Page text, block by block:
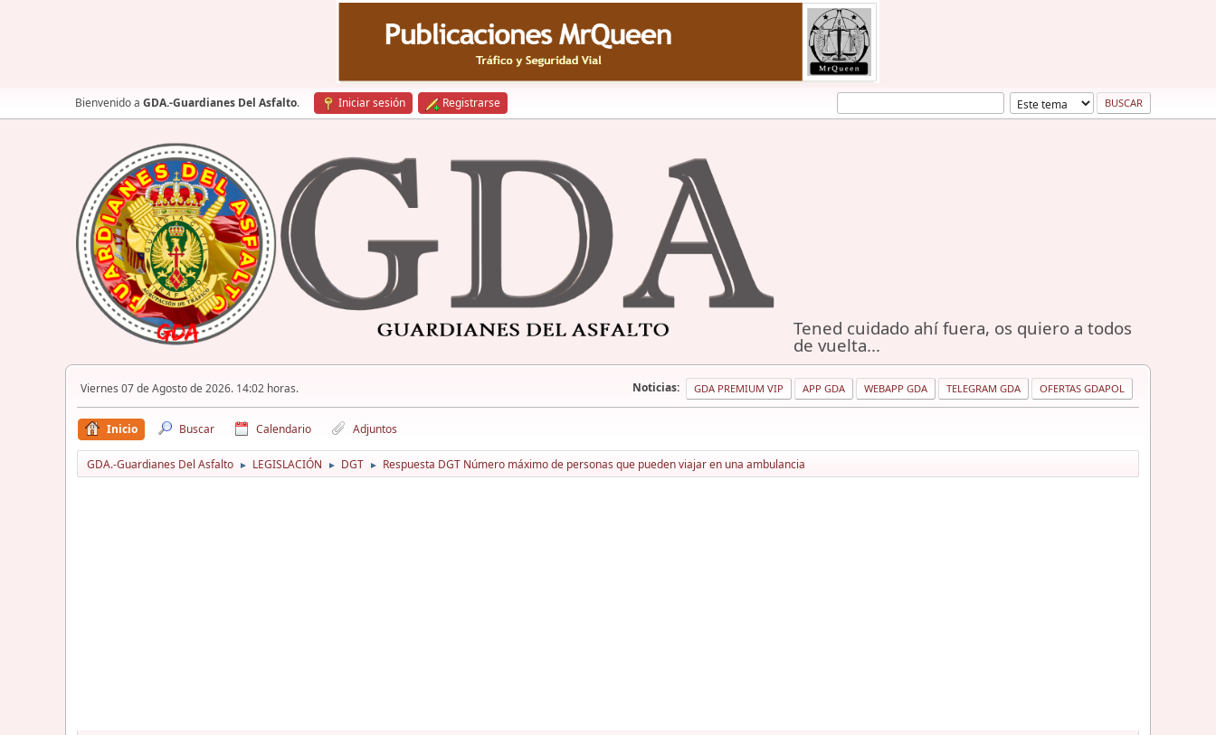
Bienvenido a GDA.-Guardianes Del Asfalto. Iniciar sesión Registrarse
Tened cuidado ahí fuera, os quiero a todos
de vuelta...
Viernes 07 de Agosto de 2026. 14:02 horas. Noticias: GDA PREMIUM VIP APP GDA WEBAPP GDA TELEGRAM GDA OFERTAS GDAPOL
Inicio Buscar Calendario Adjuntos
GDA.-Guardianes Del Asfalto ► LEGISLACIÓN ► DGT ► Respuesta DGT Número máximo de personas que pueden viajar en una ambulancia